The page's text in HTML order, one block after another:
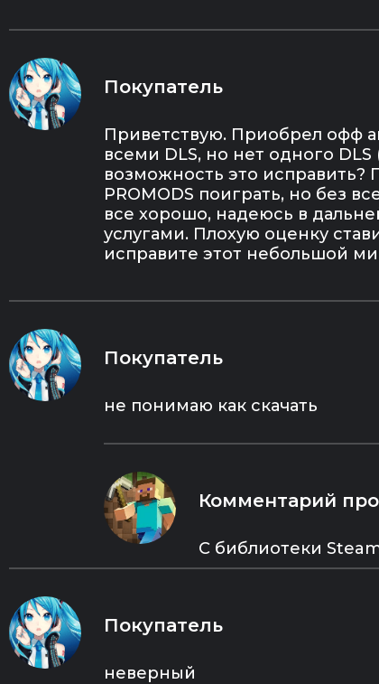
Tuning Pack.
🔵 Euro Truck Simulator 2 - FH
Tuning Pack.
🔵 Euro Truck Simulator 2 - HS-
Schoch Tuning Pack.
и все остальные (не влазят в
описание).
- - - - - - - - - - - - - - - - - - - - - - - - - - - - - -
- - - - - - - - - - - - - - - - - - - - - - - - - - - - - -
- - - - - - - - - - - - - - - - - - - - -
ЧТО ДАЁТ ПОКУПКА?
✔️ Доступ в аккаунт с игрой EURO
✔️ Данные от TruckersMP для
скачивания модов.
✔️ Лицензионная версия игры.
✔️ Вы экономите более 90% своих
денег.
✔️ Язык в игре: Русский,
Английский и многие другие.
✔️ Возможность самостоятельно
скачивать обновления/патчи.
✔️ У вас будет свежая, актуальная,
✔️ Гарантия от продавца на доступ
в течение 60 дней с момента
покупки.
- - - - - - - - - - - - - - - - - - - - - - - - - - - - - -
- - - - - - - - - - - - - - - - - - - - - - - - - - - - - -
Покупатель
Приветствую. Приобрел офф
всеми DLS, но нет одного
возможность это исправить?
PROMODS поиграть, но без
все хорошо, надеюсь в
услугами. Плохую оценку
исправите этот небольшой
Покупатель
не понимаю как скачать
Комментарий
С библиотеки
Покупатель
неверный